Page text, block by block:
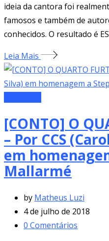
ideia da cantora foi
famosos e também de
conhecidos. O resultado é
Leia Mais
[CONTO] O
– Por CCS
em
Mallarmé
by Matheus Luzi
4 de julho de 2018
0 Comentários